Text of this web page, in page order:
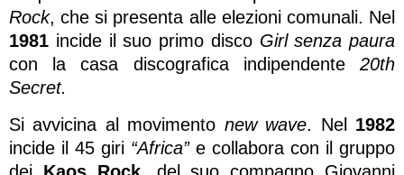
Rock, che si presenta alle elezioni comunali. Nel
1981 incide il suo primo disco Girl senza paura
con la casa discografica indipendente 20th
Secret.
Si avvicina al movimento new wave. Nel 1982
incide il 45 giri “Africa” e collabora con il gruppo